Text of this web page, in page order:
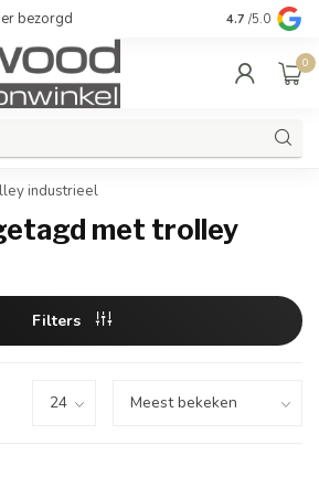
bezorgd Kwaliteit &
4.7 /5.0
0
industrieel
met trolley
Filters